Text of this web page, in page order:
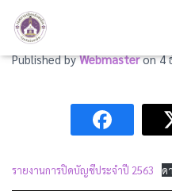
รายงานการปิดบัญ
Published byWebmasteron4
รายงานการปิดบัญชีประจำปี 2563 ด